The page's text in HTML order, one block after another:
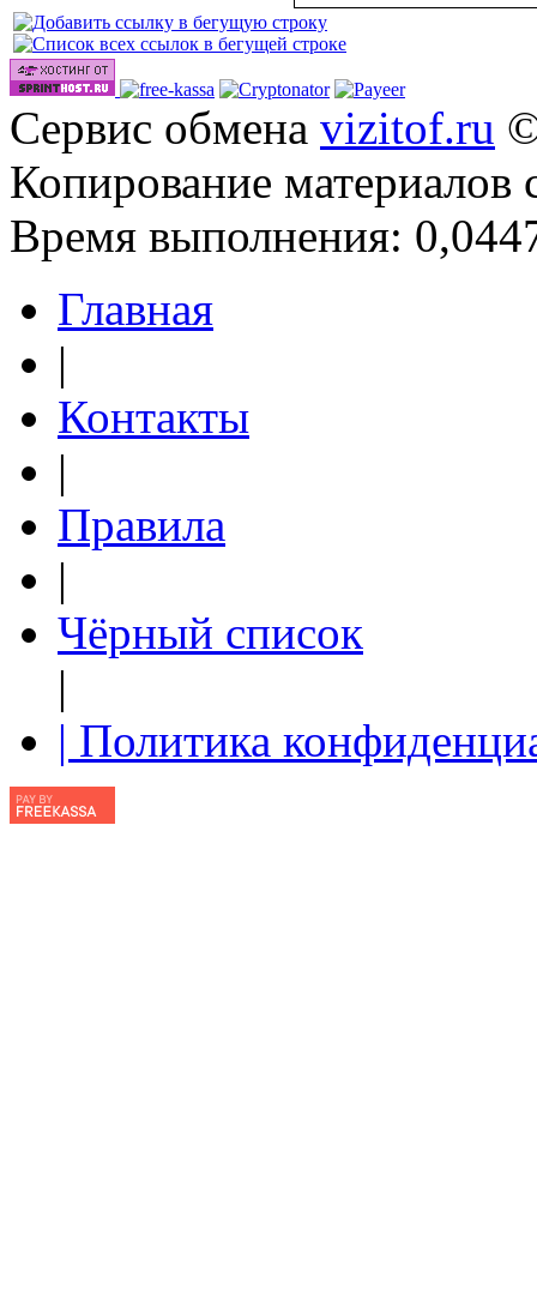
Сервис обмена vizitof.ru
Копирование материалов
Время выполнения:
Главная
|
Контакты
|
Правила
|
Чёрный список
|
| Политика